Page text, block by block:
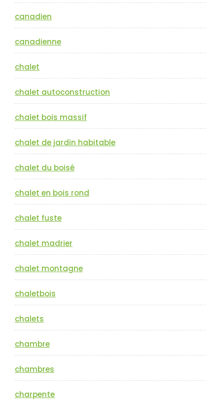
canadien
canadienne
chalet
chalet autoconstruction
chalet bois massif
chalet de jardin habitable
chalet du boisé
chalet en bois rond
chalet fuste
chalet madrier
chalet montagne
chaletbois
chalets
chambre
chambres
charpente